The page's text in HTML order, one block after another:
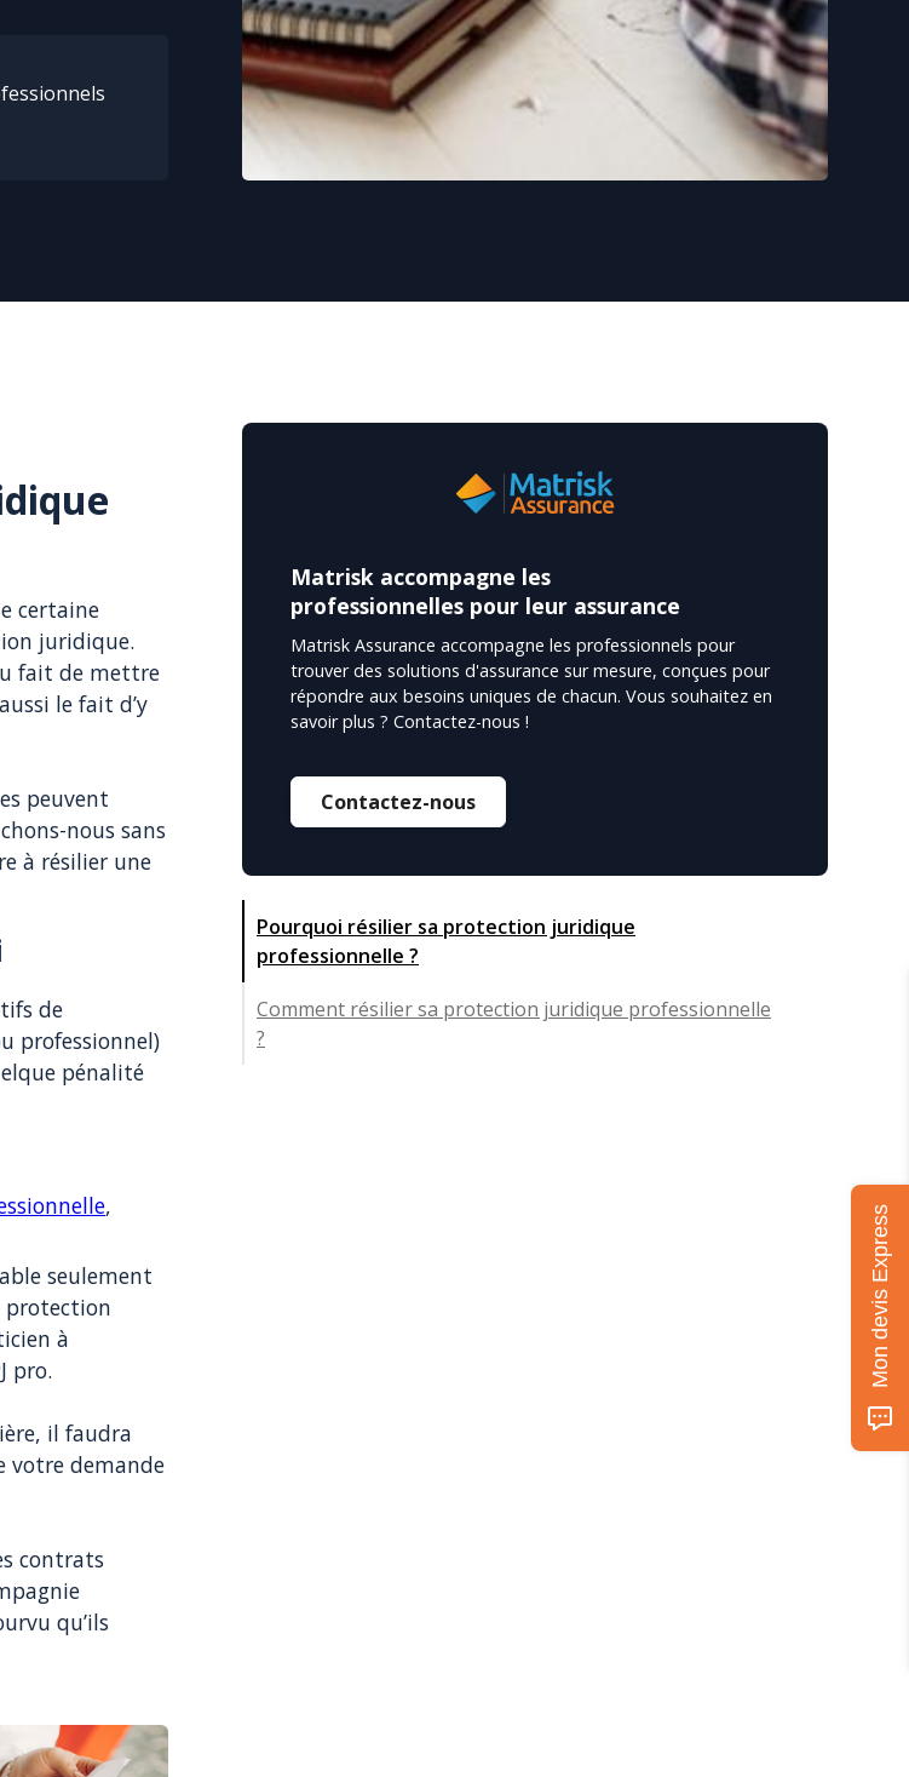
certaine
juridique.
fait de mettre
le fait d’y
peuvent
nous sans
à résilier une
de
professionnel)
pénalité
,
seulement
protection
à
pro.
il faudra
votre demande
contrats
qu’ils
Matrisk accompagne les
professionnelles pour leur assurance
Matrisk Assurance accompagne les professionnels pour
trouver des solutions d'assurance sur mesure, conçues pour
répondre aux besoins uniques de chacun. Vous souhaitez en
savoir plus ? Contactez-nous !
Contactez-nous
Pourquoi résilier sa protection juridique
professionnelle ?
Comment résilier sa protection juridique professionnelle
?
Mon devis Express